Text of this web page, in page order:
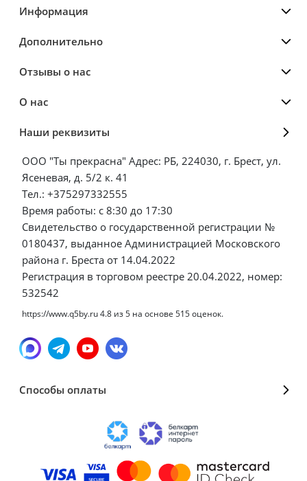
Информация
Дополнительно
Отзывы о нас
О нас
Наши реквизиты
ООО "Ты прекрасна" Адрес: РБ, 224030, г. Брест, ул.
Ясеневая, д. 5/2 к. 41
Тел.: +375297332555
Время работы: с 8:30 до 17:30
Свидетельство о государственной регистрации №
0180437, выданное Администрацией Московского
района г. Бреста от 14.04.2022
Регистрация в торговом реестре 20.04.2022, номер:
532542
https://www.q5by.ru4.8 из5 на основе 515оценок.
Способы оплаты